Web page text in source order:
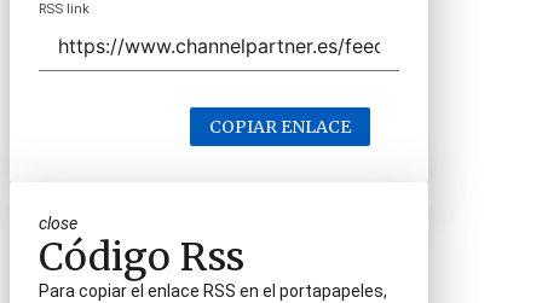
RSS link
COPIAR ENLACE
close
Código Rss
Para copiar el enlace RSS en el portapapeles,